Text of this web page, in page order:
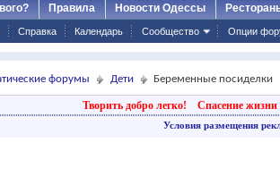
Справка Календарь Сообщество Опции
Правила Новости Одессы
форумы Дети Беременные посиделки
Творить добро легко! Спасение жизни
Условия размещения